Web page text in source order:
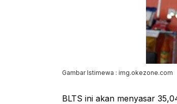
Gambar Istimewa : img.okezone.com
BLTS ini akan menyasar